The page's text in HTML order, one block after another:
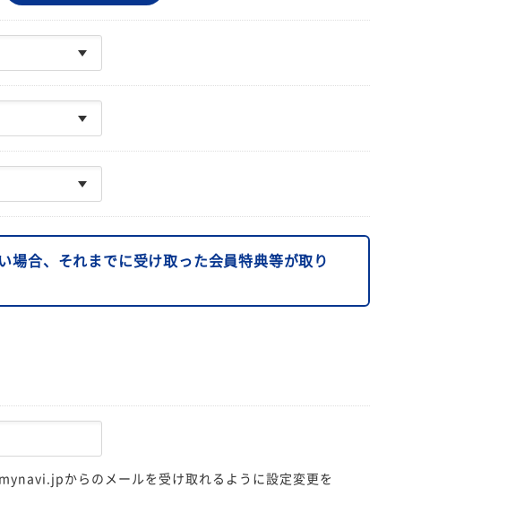
場合、それまでに受け取った会員特典等が取り
からのメールを受け取れるように設定変更を